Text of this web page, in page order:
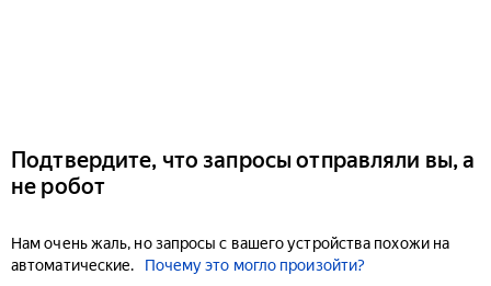
Подтвердите, что запросы отправляли вы, а
не робот
Нам очень жаль, но запросы с вашего устройства похожи на
автоматические.
Почему это могло произойти?